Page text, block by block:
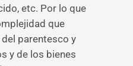
etc. Por lo que
que
parentesco y
y de los bienes